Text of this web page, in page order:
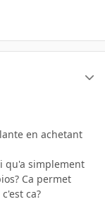
en achetant
qu'a simplement
Ca permet
ca?